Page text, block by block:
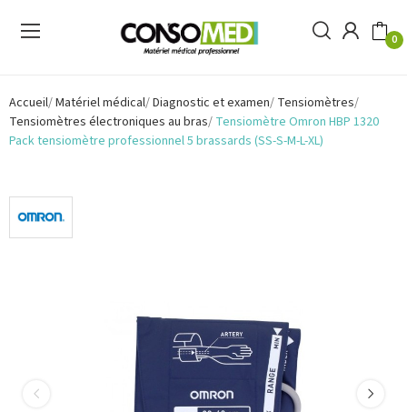
0
Accueil Matériel médical Diagnostic et examen Tensiomètres
Tensiomètres électroniques au bras Tensiomètre Omron HBP 1320
Pack tensiomètre professionnel 5 brassards (SS-S-M-L-XL)